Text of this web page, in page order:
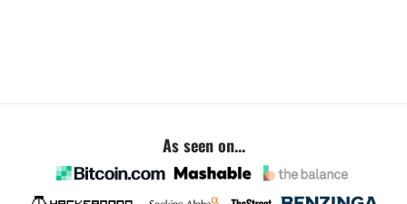
As seen on...